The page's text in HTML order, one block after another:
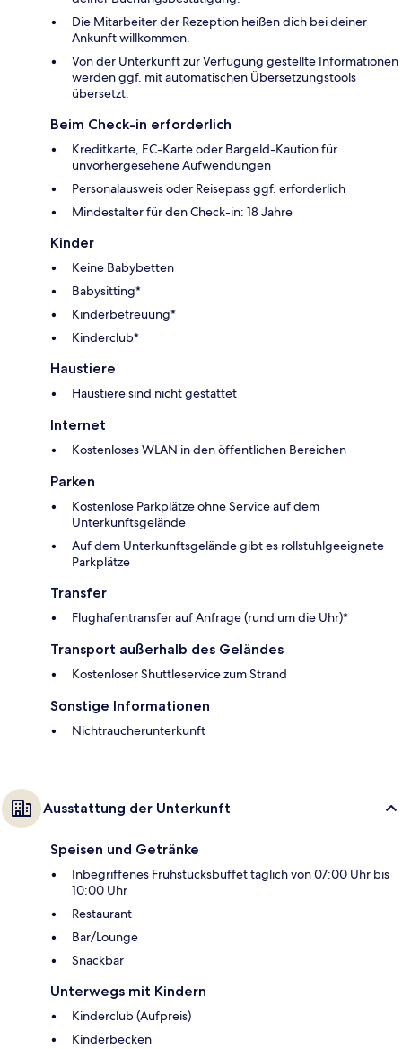
Die Mitarbeiter der Rezeption heißen dich bei deiner
Ankunft willkommen.
Von der Unterkunft zur Verfügung gestellte Informationen
werden ggf. mit automatischen Übersetzungstools
übersetzt.
Beim Check-in erforderlich
Kreditkarte, EC-Karte oder Bargeld-Kaution für
unvorhergesehene Aufwendungen
Personalausweis oder Reisepass ggf. erforderlich
Mindestalter für den Check-in: 18 Jahre
Kinder
Keine Babybetten
Babysitting*
Kinderbetreuung*
Kinderclub*
Haustiere
Haustiere sind nicht gestattet
Internet
Kostenloses WLAN in den öffentlichen Bereichen
Parken
Kostenlose Parkplätze ohne Service auf dem
Unterkunftsgelände
Auf dem Unterkunftsgelände gibt es rollstuhlgeeignete
Parkplätze
Transfer
Flughafentransfer auf Anfrage (rund um die Uhr)*
Transport außerhalb des Geländes
Kostenloser Shuttleservice zum Strand
Sonstige Informationen
Nichtraucherunterkunft
Ausstattung der Unterkunft
Speisen und Getränke
Inbegriffenes Frühstücksbuffet täglich von 07:00 Uhr bis
10:00 Uhr
Restaurant
Bar/Lounge
Snackbar
Unterwegs mit Kindern
Kinderclub (Aufpreis)
Kinderbecken